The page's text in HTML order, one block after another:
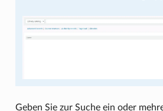
Geben Sie zur Suche ein oder